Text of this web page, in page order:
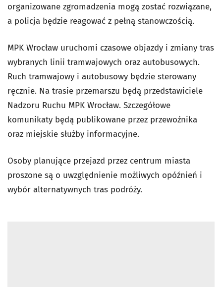
organizowane zgromadzenia mogą zostać rozwiązane,
a policja będzie reagować z pełną stanowczością.
MPK Wrocław uruchomi czasowe objazdy i zmiany tras
wybranych linii tramwajowych oraz autobusowych.
Ruch tramwajowy i autobusowy będzie sterowany
ręcznie. Na trasie przemarszu będą przedstawiciele
Nadzoru Ruchu MPK Wrocław. Szczegółowe
komunikaty będą publikowane przez przewoźnika
oraz miejskie służby informacyjne.
Osoby planujące przejazd przez centrum miasta
proszone są o uwzględnienie możliwych opóźnień i
wybór alternatywnych tras podróży.